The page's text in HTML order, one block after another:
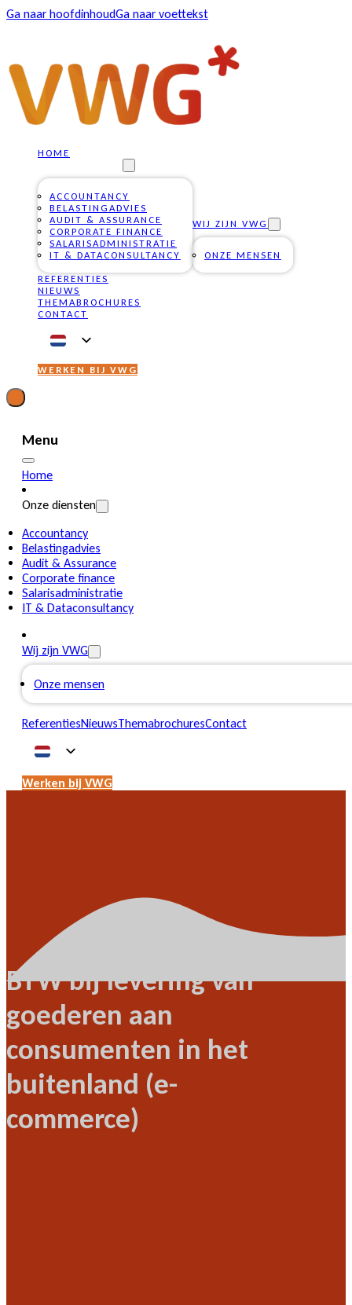
Ga naar hoofdinhoudGa naar voettekst
HOME
ACCOUNTANCY
BELASTINGADVIES
AUDIT & ASSURANCE
CORPORATE FINANCE
SALARISADMINISTRATIE
IT & DATACONSULTANCY
WIJ ZIJN VWG
ONZE MENSEN
REFERENTIES
NIEUWS
THEMABROCHURES
CONTACT
WERKEN BIJ VWG
Menu
Home
Onze diensten
Accountancy
Belastingadvies
Audit & Assurance
Corporate finance
Salarisadministratie
IT & Dataconsultancy
Wij zijn VWG
Onze mensen
ReferentiesNieuwsThemabrochuresContact
Werken bij VWG
BTW bij levering van
goederen aan
consumenten in het
buitenland (e-
commerce)